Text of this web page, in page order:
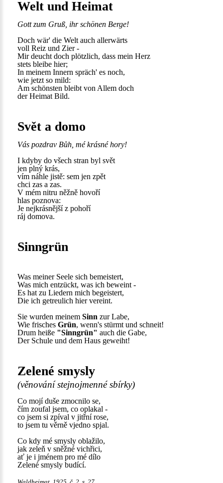
Welt und Heimat
Gott zum Gruß, ihr schönen Berge!
Doch wär' die Welt auch allerwärts
voll Reiz und Zier -
Mir deucht doch plötzlich, dass mein Herz
stets bleibe hier;
In meinem Innern spräch' es noch,
wie jetzt so mild:
Am schönsten bleibt von Allem doch
der Heimat Bild.
Svět a domo
Vás pozdrav Bůh, mé krásné hory!
I kdyby do všech stran byl svět
jen plný krás,
vím náhle jistě: sem jen zpět
chci zas a zas.
V mém nitru něžně hovoří
hlas poznova:
Je nejkrásnější z pohoří
ráj domova.
Sinngrün
Was meiner Seele sich bemeistert,
Was mich entzückt, was ich beweint -
Es hat zu Liedern mich begeistert,
Die ich getreulich hier vereint.
Sie wurden meinem Sinn zur Labe,
Wie frisches Grün, wenn's stürmt und schneit!
Drum heiße "Sinngrün" auch die Gabe,
Der Schule und dem Haus geweiht!
Zelené smysly
(věnování stejnojmenné sbírky)
Co mojí duše zmocnilo se,
čím zoufal jsem, co oplakal -
co jsem si zpíval v jitřní rose,
to jsem tu věrně vjedno spjal.
Co kdy mé smysly oblažilo,
jak zeleň v sněžné vichřici,
ať je i jménem pro mé dílo
Zelené smysly budící.